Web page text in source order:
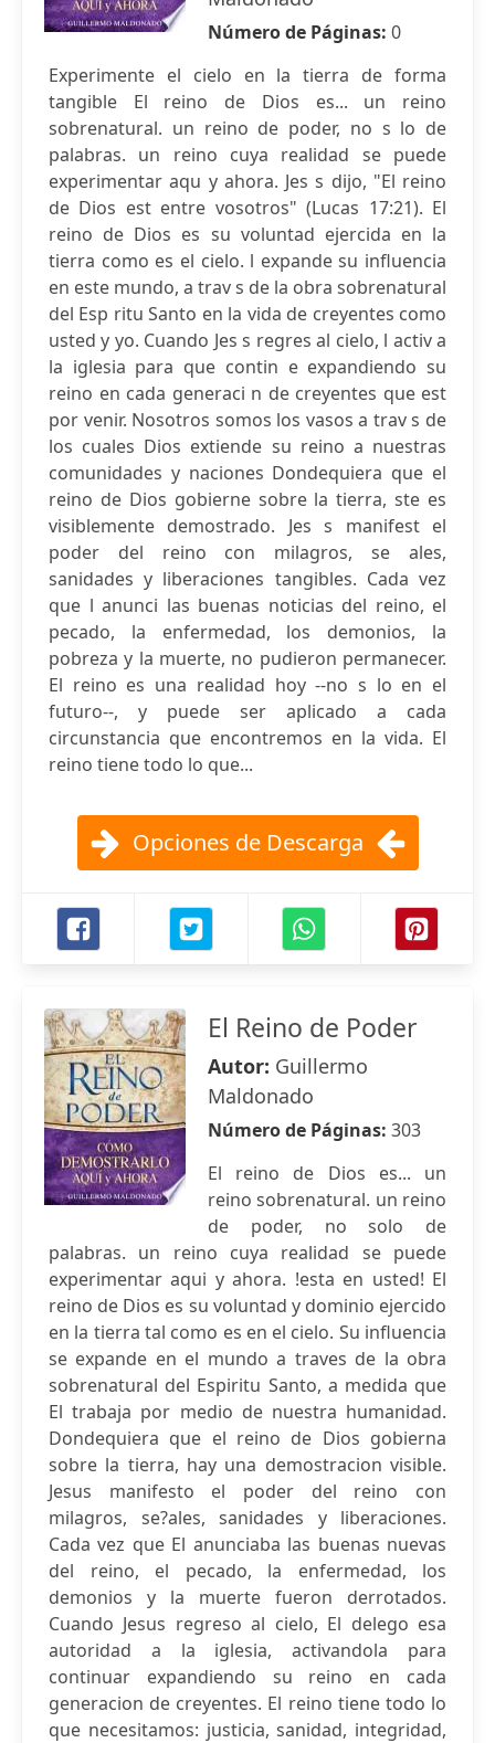
Número de Páginas: 0
Experimente el cielo en la tierra de forma
tangible El reino de Dios es... un reino
sobrenatural. un reino de poder, no s lo de
palabras. un reino cuya realidad se puede
experimentar aqu y ahora. Jes s dijo, "El reino
de Dios est entre vosotros" (Lucas 17:21). El
reino de Dios es su voluntad ejercida en la
tierra como es el cielo. l expande su influencia
en este mundo, a trav s de la obra sobrenatural
del Esp ritu Santo en la vida de creyentes como
usted y yo. Cuando Jes s regres al cielo, l activ a
la iglesia para que contin e expandiendo su
reino en cada generaci n de creyentes que est
por venir. Nosotros somos los vasos a trav s de
los cuales Dios extiende su reino a nuestras
comunidades y naciones Dondequiera que el
reino de Dios gobierne sobre la tierra, ste es
visiblemente demostrado. Jes s manifest el
poder del reino con milagros, se ales,
sanidades y liberaciones tangibles. Cada vez
que l anunci las buenas noticias del reino, el
pecado, la enfermedad, los demonios, la
pobreza y la muerte, no pudieron permanecer.
El reino es una realidad hoy --no s lo en el
futuro--, y puede ser aplicado a cada
circunstancia que encontremos en la vida. El
reino tiene todo lo que...
Opciones de Descarga
El Reino de Poder
Autor: Guillermo
Maldonado
Número de Páginas: 303
El reino de Dios es... un
reino sobrenatural. un reino
de poder, no solo de
palabras. un reino cuya realidad se puede
experimentar aqui y ahora. !esta en usted! El
reino de Dios es su voluntad y dominio ejercido
en la tierra tal como es en el cielo. Su influencia
se expande en el mundo a traves de la obra
sobrenatural del Espiritu Santo, a medida que
El trabaja por medio de nuestra humanidad.
Dondequiera que el reino de Dios gobierna
sobre la tierra, hay una demostracion visible.
Jesus manifesto el poder del reino con
milagros, se?ales, sanidades y liberaciones.
Cada vez que El anunciaba las buenas nuevas
del reino, el pecado, la enfermedad, los
demonios y la muerte fueron derrotados.
Cuando Jesus regreso al cielo, El delego esa
autoridad a la iglesia, activandola para
continuar expandiendo su reino en cada
generacion de creyentes. El reino tiene todo lo
que necesitamos: justicia, sanidad, integridad,